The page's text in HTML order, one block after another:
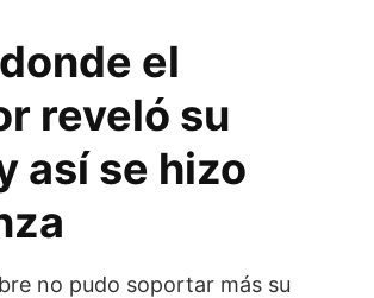
el
reveló su
así se hizo
no pudo soportar más su